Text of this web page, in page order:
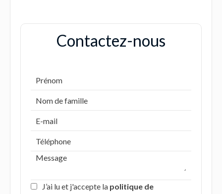
Contactez-nous
J’ai lu et j'accepte la politique de